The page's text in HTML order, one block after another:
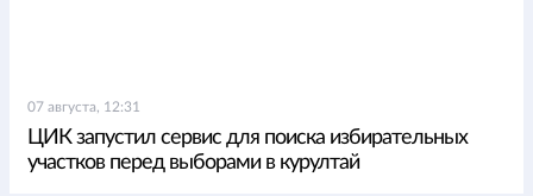
07 августа, 12:31
ЦИК запустил сервис для поиска избирательных
участков перед выборами в курултай